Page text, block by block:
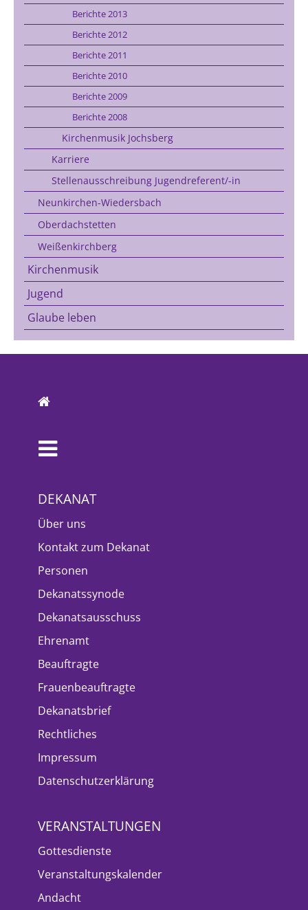
Berichte 2013
Berichte 2012
Berichte 2011
Berichte 2010
Berichte 2009
Berichte 2008
Kirchenmusik Jochsberg
Karriere
Stellenausschreibung Jugendreferent/-in
Neunkirchen-Wiedersbach
Oberdachstetten
Weißenkirchberg
Kirchenmusik
Jugend
Glaube leben
DEKANAT
Über uns
Kontakt zum Dekanat
Personen
Dekanatssynode
Dekanatsausschuss
Ehrenamt
Beauftragte
Frauenbeauftragte
Dekanatsbrief
Rechtliches
Impressum
Datenschutzerklärung
VERANSTALTUNGEN
Gottesdienste
Veranstaltungskalender
Andacht